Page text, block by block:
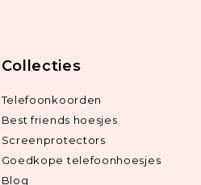
Collecties
Telefoonkoorden
Best friends hoesjes
Screenprotectors
Goedkope telefoonhoesjes
Blog